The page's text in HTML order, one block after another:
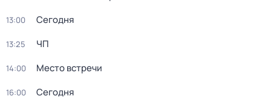
13:00 Сегодня
13:25 ЧП
14:00 Место встречи
16:00 Сегодня